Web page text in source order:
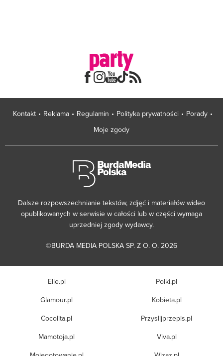
Kontakt Reklama Regulamin Polityka prywatności
Porady
Moje zgody
Dalsze rozpowszechnianie tekstów, zdjęć i materiałów wideo
opublikowanych w serwisie w całości lub w części wymaga
uprzedniej zgody wydawcy.
©BURDA MEDIA POLSKA SP. Z O. O. 2026
Elle.pl
Glamour.pl
Cocolita.pl
Mamotoja.pl
Polki.pl
Kobieta.pl
Przyslijprzepis.pl
Viva.pl